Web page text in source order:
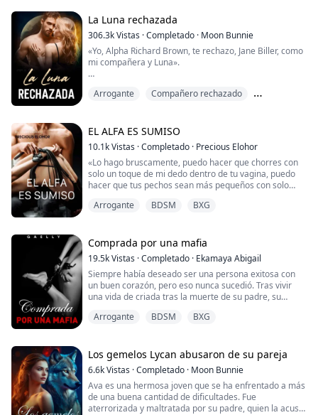
simple aventura con ella. Está decidido a derribar sus
barreras y descubrir a la verdad...
La Luna rechazada
306.3kVistas ·Completado · Moon Bunnie
«Yo, Alpha Richard Brown, te rechazo, Jane Biller, como
mi compañera y Luna».
no tengo ningún lobo. »
Jane Biller floreció tarde y fue rechazada por su primer
compañero, un famoso rey alfa, Richard Brown. Años
más tarde, regresa de manera rotunda como una
fuerte niña lobo. No sorprende que Richard quiera
recuperarla. Pero, de nuevo...
Arrogante
Compañero rechazado
EL ALFA ES SUMISO
10.1kVistas ·Completado · Precious Elohor
«Lo hago bruscamente, puedo hacer que chorres con
solo un toque de mi dedo dentro de tu vagina, puedo
hacer que tus pechos sean más pequeños con solo
que le recorrió la columna vertebral.
Ann tragó saliva con fuerza antes de responder....
Arrogante BDSM BXG
Comprada por una mafia
19.5kVistas ·Completado · Ekamaya Abigail
Siempre había deseado ser una persona exitosa con
un buen corazón, pero eso nunca sucedió. Tras vivir
una vida de criada tras la muerte de su padre, su
donde fue comprada por una despiadada mafia a la
Arrogante BDSM BXG
Los gemelos Lycan abusaron de su pareja
6.6kVistas ·Completado · Moon Bunnie
Ava es una hermosa joven que se ha enfrentado a más
de una buena cantidad de dificultades. Fue
aterrorizada y maltratada por su padre, quien la acusó